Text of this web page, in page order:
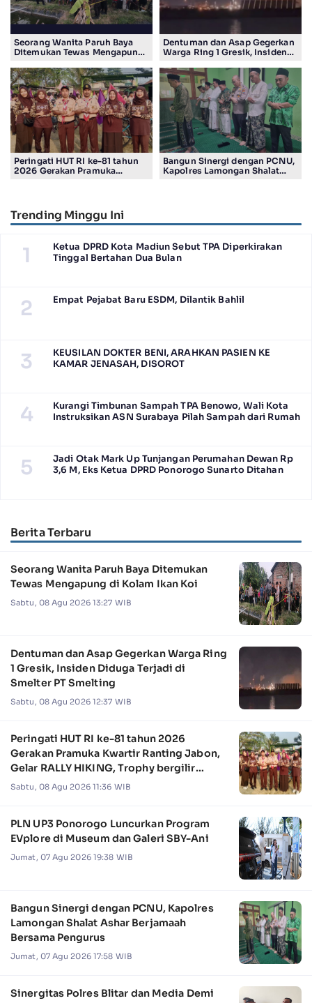
Seorang Wanita Paruh Baya
Ditemukan Tewas Mengapung
Dentuman dan Asap Gegerkan
Warga Ring 1 Gresik, Insiden
Smelting
Peringati HUT RI ke-81 tahun
2026 Gerakan Pramuka
Bangun Sinergi dengan PCNU,
Kapolres Lamongan Shalat
Trending Minggu Ini
1
Ketua DPRD Kota Madiun Sebut TPA Diperkirakan
Tinggal Bertahan Dua Bulan
2 Empat Pejabat Baru ESDM, Dilantik Bahlil
3
KEUSILAN DOKTER BENI, ARAHKAN PASIEN KE
KAMAR JENASAH, DISOROT
4
Kurangi Timbunan Sampah TPA Benowo, Wali Kota
Instruksikan ASN Surabaya Pilah Sampah dari Rumah
5
Jadi Otak Mark Up Tunjangan Perumahan Dewan Rp
3,6 M, Eks Ketua DPRD Ponorogo Sunarto Ditahan
Berita Terbaru
Seorang Wanita Paruh Baya Ditemukan
Tewas Mengapung di Kolam Ikan Koi
Sabtu, 08 Agu 2026 13:27 WIB
Dentuman dan Asap Gegerkan Warga Ring
1 Gresik, Insiden Diduga Terjadi di
Smelter PT Smelting
Sabtu, 08 Agu 2026 12:37 WIB
Peringati HUT RI ke-81 tahun 2026
Gerakan Pramuka Kwartir Ranting Jabon,
Gelar RALLY HIKING, Trophy bergilir
Camat Jabon
Sabtu, 08 Agu 2026 11:36 WIB
PLN UP3 Ponorogo Luncurkan Program
EVplore di Museum dan Galeri SBY-Ani
Jumat, 07 Agu 2026 19:38 WIB
Bangun Sinergi dengan PCNU, Kapolres
Lamongan Shalat Ashar Berjamaah
Bersama Pengurus
Jumat, 07 Agu 2026 17:58 WIB
Sinergitas Polres Blitar dan Media Demi